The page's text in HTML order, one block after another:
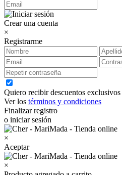
Crear una cuenta
×
Registrarme
Quiero recibir descuentos
Ver los términos y condiciones
Finalizar registro
o iniciar sesión
×
Aceptar
×